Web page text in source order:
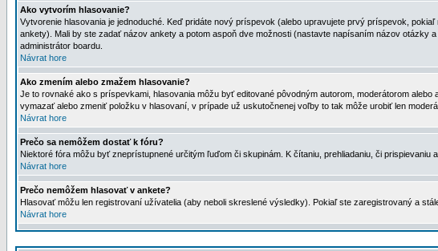
Ako vytvorím hlasovanie?
Vytvorenie hlasovania je jednoduché. Keď pridáte nový príspevok (alebo upravujete prvý príspevok,
ankety). Mali by ste zadať názov ankety a potom aspoň dve možnosti (nastavte napísaním názov otázky a
administrátor boardu.
Návrat hore
Ako zmením alebo zmažem hlasovanie?
Je to rovnaké ako s príspevkami, hlasovania môžu byť editované pôvodným autorom, moderátorom
vymazať alebo zmeniť položku v hlasovaní, v prípade už uskutočnenej voľby to tak môže urobiť len
Návrat hore
Prečo sa nemôžem dostať k fóru?
Niektoré fóra môžu byť zneprístupnené určitým ľuďom či skupinám. K čítaniu, prehliadaniu, či
Návrat hore
Prečo nemôžem hlasovať v ankete?
Hlasovať môžu len registrovaní užívatelia (aby neboli skreslené výsledky). Pokiaľ ste zaregistrovaný a
Návrat hore